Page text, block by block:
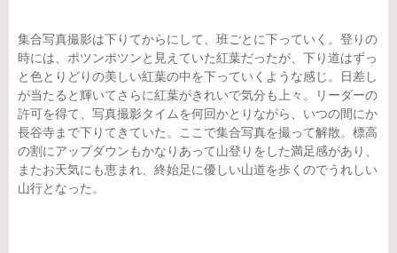
集合写真撮影は下りてからにして、班ごとに下っていく。登りの
時には、ポツンポツンと見えていた紅葉だったが、下り道はずっ
と色とりどりの美しい紅葉の中を下っていくような感じ。日差し
が当たると輝いてさらに紅葉がきれいで気分も上々。リーダーの
許可を得て、写真撮影タイムを何回かとりながら、いつの間にか
長谷寺まで下りてきていた。ここで集合写真を撮って解散。標高
の割にアップダウンもかなりあって山登りをした満足感があり、
またお天気にも恵まれ、終始足に優しい山道を歩くのでうれしい
山行となった。